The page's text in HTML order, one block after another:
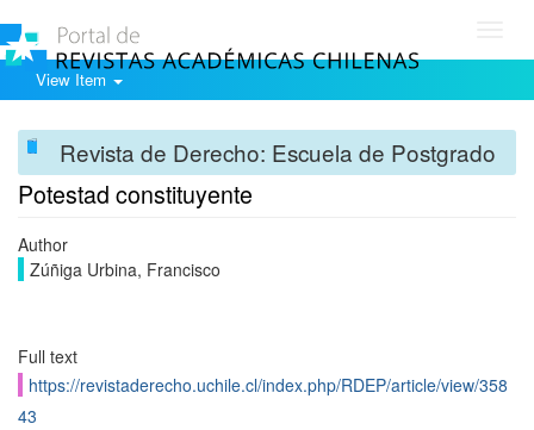
View Item
Revista de Derecho: Escuela de Postgrado
Potestad constituyente
Author
Zúñiga Urbina, Francisco
Full text
https://revistaderecho.uchile.cl/index.php/RDEP/article/view/358
43